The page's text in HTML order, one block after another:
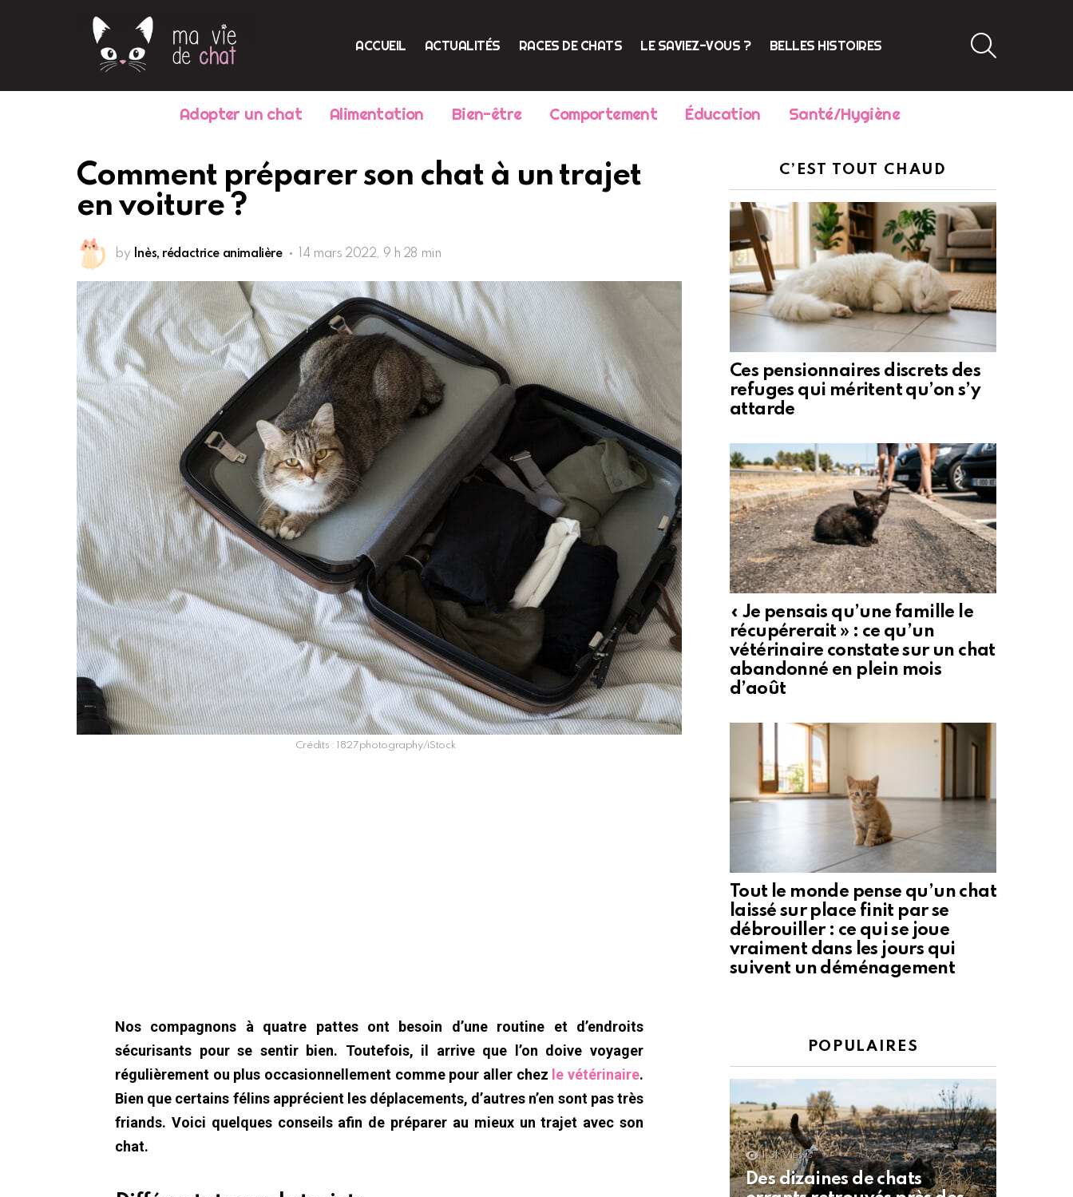
ACCUEIL ACTUALITÉS RACES DE CHATS LE SAVIEZ-VOUS ? BELLES HISTOIRES
Adopter un chat Alimentation Bien-être Comportement Éducation Santé/Hygiène
Comment préparer son chat à un trajet
en voiture ?
by Inès, rédactrice animalière 14 mars 2022, 9 h 28 min
Crédits : 1827photography/iStock
Nos compagnons à quatre pattes ont besoin d’une routine et d’endroits
sécurisants pour se sentir bien. Toutefois, il arrive que l’on doive voyager
régulièrement ou plus occasionnellement comme pour aller chez le vétérinaire.
Bien que certains félins apprécient les déplacements, d’autres n’en sont pas très
friands. Voici quelques conseils afin de préparer au mieux un trajet avec son
chat.
C’EST TOUT CHAUD
Ces pensionnaires discrets des
refuges qui méritent qu’on s’y
attarde
« Je pensais qu’une famille le
récupérerait » : ce qu’un
vétérinaire constate sur un chat
abandonné en plein mois
d’août
Tout le monde pense qu’un chat
laissé sur place finit par se
débrouiller : ce qui se joue
vraiment dans les jours qui
suivent un déménagement
POPULAIRES
1.3k Views
Des dizaines de chats